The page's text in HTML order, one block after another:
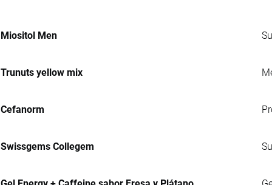
Miositol Men
Trunuts yellow mix
Cefanorm
Swissgems Collegem